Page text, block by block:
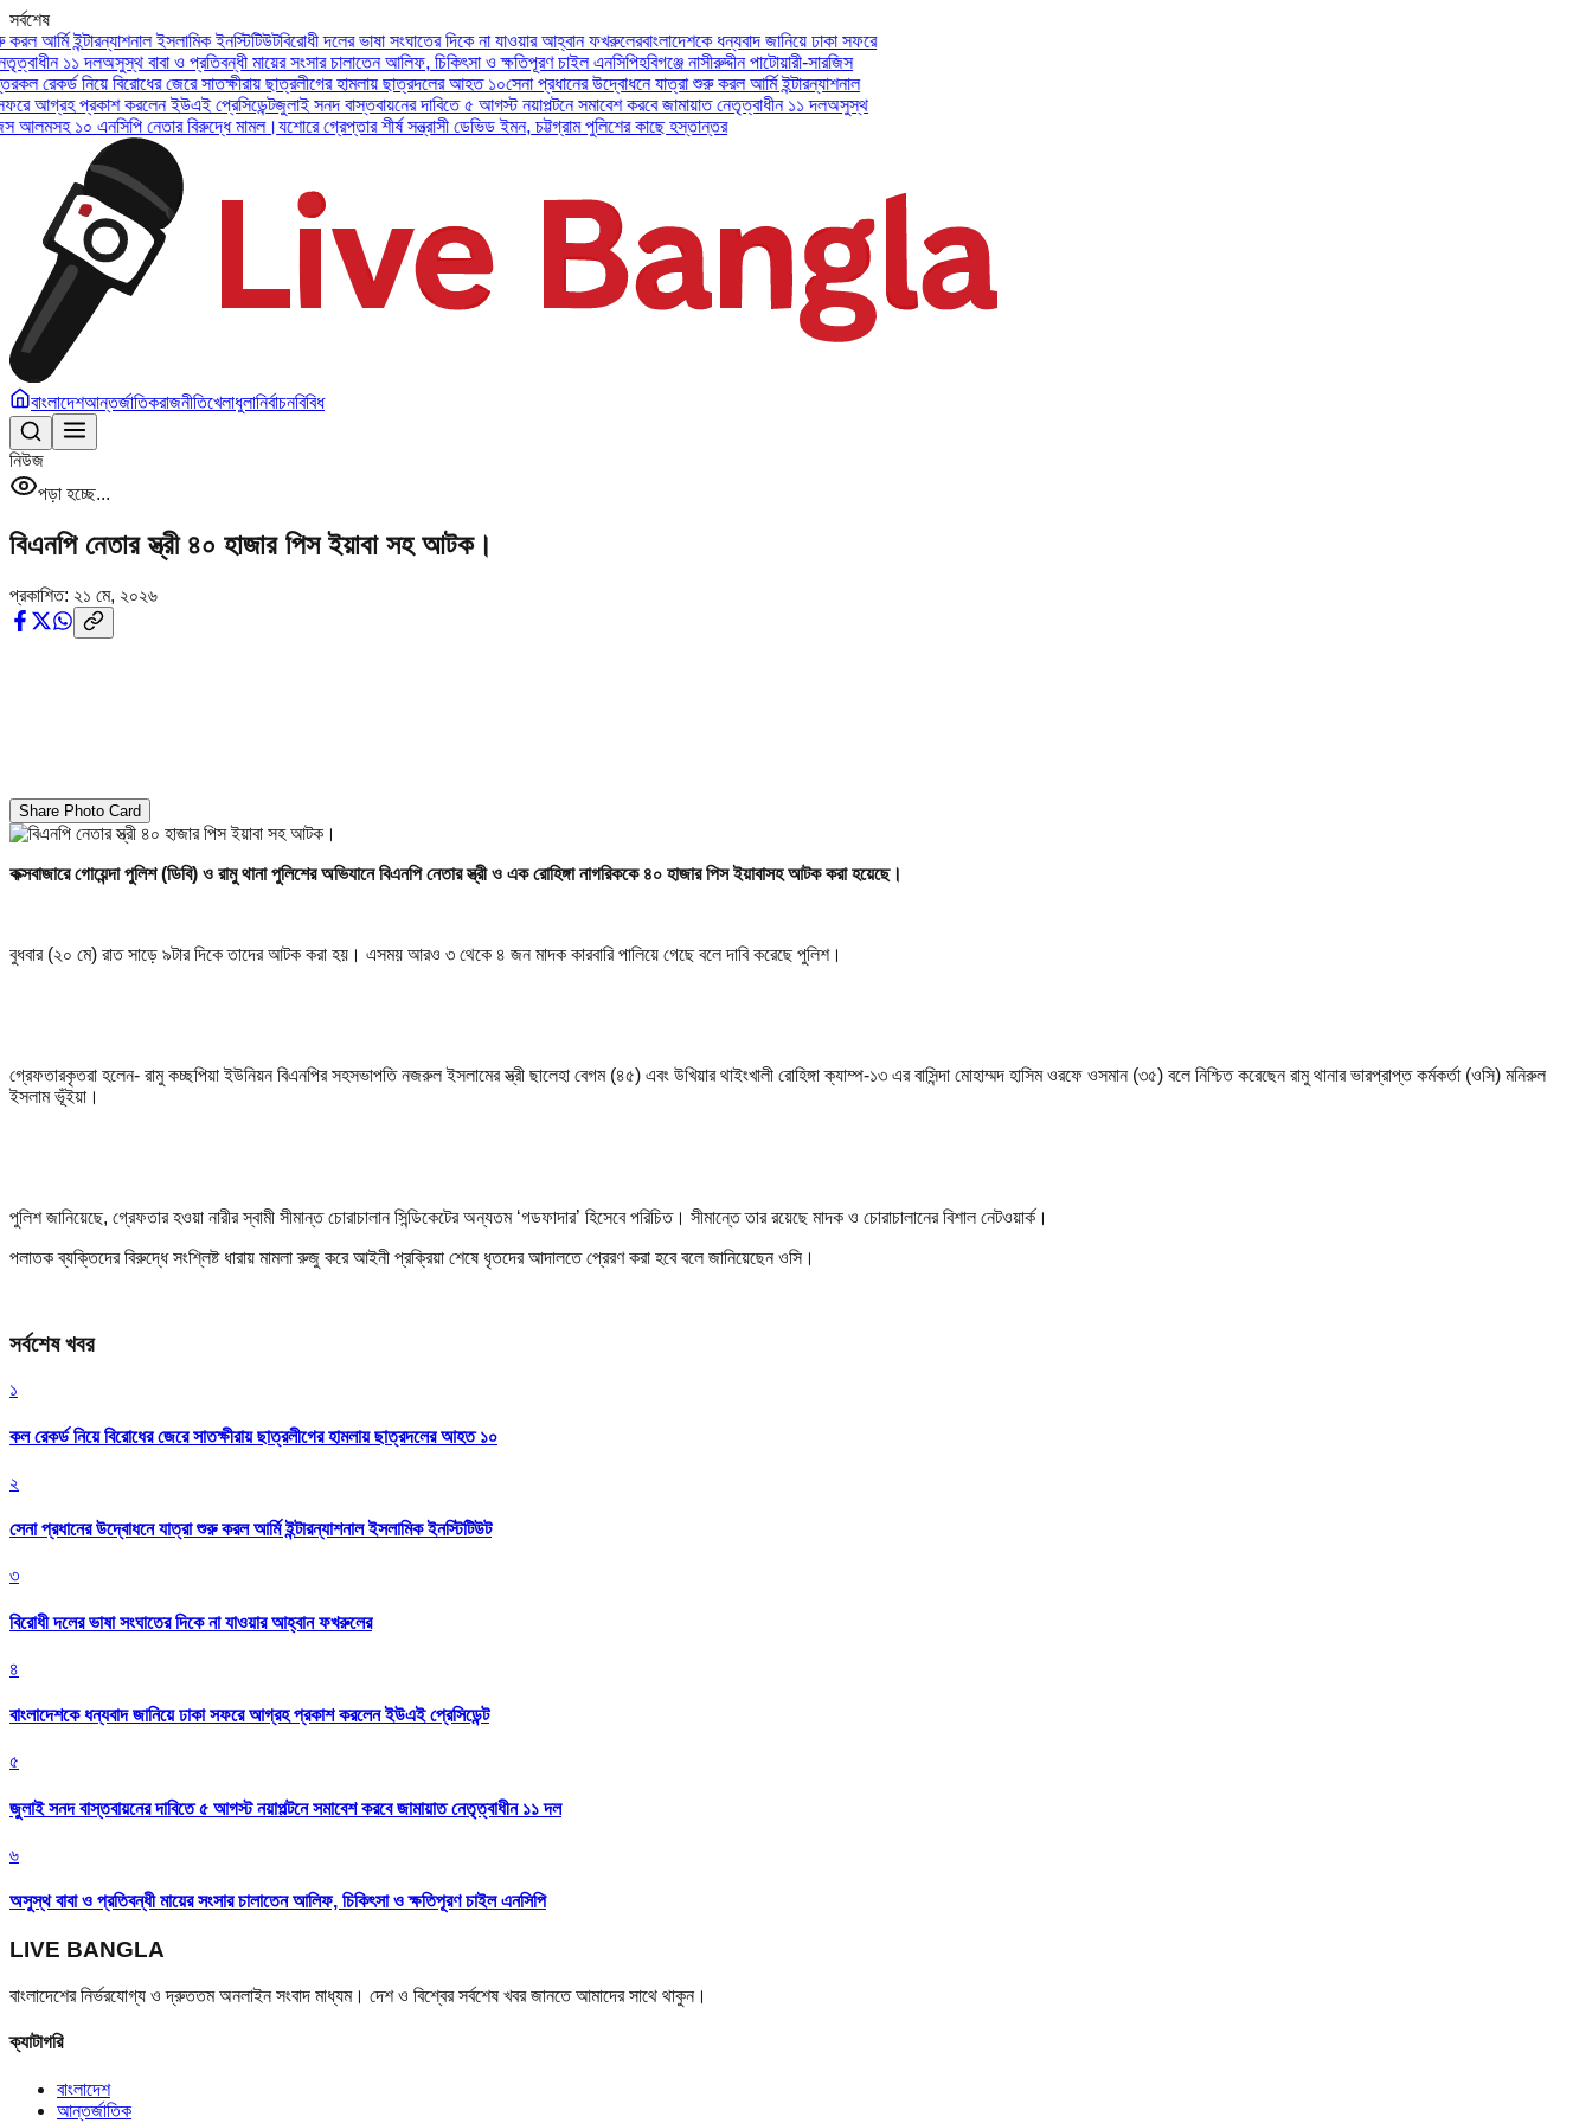
সর্বশেষ
ইসলামিক ইনস্টিটিউটবিরোধী দলের ভাষা সংঘাতের দিকে না যাওয়ার আহ্বান ফখরুলেরবাংলাদেশকে ধন্যবাদ জানিয়ে ঢাকা সফরে
১১ দলঅসুস্থ বাবা ও প্রতিবন্ধী মায়ের সংসার চালাতেন আলিফ, চিকিৎসা ও ক্ষতিপূরণ চাইল এনসিপিহবিগঞ্জে নাসীরুদ্দীন পাটোয়ারী-সারজিস
নিয়ে বিরোধের জেরে সাতক্ষীরায় ছাত্রলীগের হামলায় ছাত্রদলের আহত ১০সেনা প্রধানের উদ্বোধনে যাত্রা শুরু করল আর্মি ইন্টারন্যাশনাল
প্রকাশ করলেন ইউএই প্রেসিডেন্টজুলাই সনদ বাস্তবায়নের দাবিতে ৫ আগস্ট নয়াপল্টনে সমাবেশ করবে জামায়াত নেতৃত্বাধীন ১১ দলঅসুস্থ
১০ এনসিপি নেতার বিরুদ্ধে মামল।যশোরে গ্রেপ্তার শীর্ষ সন্ত্রাসী ডেভিড ইমন, চট্টগ্রাম পুলিশের কাছে হস্তান্তর
বাংলাদেশআন্তর্জাতিকরাজনীতিখেলাধুলানির্বাচনবিবিধ
নিউজ
পড়া হচ্ছে...
বিএনপি নেতার স্ত্রী ৪০ হাজার পিস ইয়াবা সহ আটক।
প্রকাশিত: ২১ মে, ২০২৬
Share Photo Card
কক্সবাজারে গোয়েন্দা পুলিশ (ডিবি) ও রামু থানা পুলিশের অভিযানে বিএনপি নেতার স্ত্রী ও এক রোহিঙ্গা নাগরিককে ৪০ হাজার পিস ইয়াবাসহ আটক করা হয়েছে।
বুধবার (২০ মে) রাত সাড়ে ৯টার দিকে তাদের আটক করা হয়। এসময় আরও ৩ থেকে ৪ জন মাদক কারবারি পালিয়ে গেছে বলে দাবি করেছে পুলিশ।
গ্রেফতারকৃতরা হলেন- রামু কচ্ছপিয়া ইউনিয়ন বিএনপির সহসভাপতি নজরুল ইসলামের স্ত্রী ছালেহা বেগম (৪৫) এবং উখিয়ার থাইংখালী রোহিঙ্গা ক্যাম্প-১৩ এর বাসিন্দা মোহাম্মদ হাসিম ওরফে ওসমান (৩৫) বলে নিশ্চিত করেছেন রামু থানার ভারপ্রাপ্ত কর্মকর্তা (ওসি) মনিরুল
ইসলাম ভূঁইয়া।
পুলিশ জানিয়েছে, গ্রেফতার হওয়া নারীর স্বামী সীমান্ত চোরাচালান সিন্ডিকেটের অন্যতম ‘গডফাদার’ হিসেবে পরিচিত। সীমান্তে তার রয়েছে মাদক ও চোরাচালানের বিশাল নেটওয়ার্ক।
পলাতক ব্যক্তিদের বিরুদ্ধে সংশ্লিষ্ট ধারায় মামলা রুজু করে আইনী প্রক্রিয়া শেষে ধৃতদের আদালতে প্রেরণ করা হবে বলে জানিয়েছেন ওসি।
সর্বশেষ খবর
১
কল রেকর্ড নিয়ে বিরোধের জেরে সাতক্ষীরায় ছাত্রলীগের হামলায় ছাত্রদলের আহত ১০
২
সেনা প্রধানের উদ্বোধনে যাত্রা শুরু করল আর্মি ইন্টারন্যাশনাল ইসলামিক ইনস্টিটিউট
৩
বিরোধী দলের ভাষা সংঘাতের দিকে না যাওয়ার আহ্বান ফখরুলের
৪
বাংলাদেশকে ধন্যবাদ জানিয়ে ঢাকা সফরে আগ্রহ প্রকাশ করলেন ইউএই প্রেসিডেন্ট
৫
জুলাই সনদ বাস্তবায়নের দাবিতে ৫ আগস্ট নয়াপল্টনে সমাবেশ করবে জামায়াত নেতৃত্বাধীন ১১ দল
৬
অসুস্থ বাবা ও প্রতিবন্ধী মায়ের সংসার চালাতেন আলিফ, চিকিৎসা ও ক্ষতিপূরণ চাইল এনসিপি
LIVE BANGLA
বাংলাদেশের নির্ভরযোগ্য ও দ্রুততম অনলাইন সংবাদ মাধ্যম। দেশ ও বিশ্বের সর্বশেষ খবর জানতে আমাদের সাথে থাকুন।
ক্যাটাগরি
বাংলাদেশ
আন্তর্জাতিক